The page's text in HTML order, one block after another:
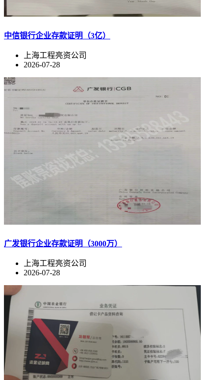
中信银行企业存款证明（3亿）
上海工程亮资公司
2026-07-28
广发银行企业存款证明（3000万）
上海工程亮资公司
2026-07-28